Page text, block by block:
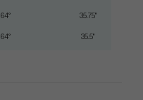
64° 35.75"
64° 35.5"